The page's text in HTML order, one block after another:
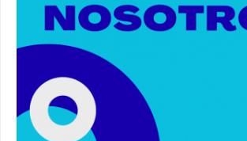
Paseo de caballos.
#caballos
Un autobús ha golpeado a otro
ferial. #accidente
Primer premio de casetas 2026.
#alcaladeguadaira #ferias